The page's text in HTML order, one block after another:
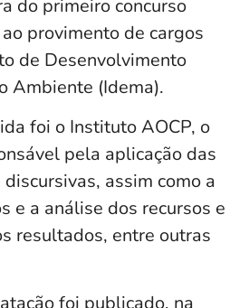
do primeiro concurso
provimento de cargos
de Desenvolvimento
Ambiente (Idema).
foi o Instituto AOCP, o
pela aplicação das
assim como a
e a análise dos recursos e
resultados, entre outras
foi publicado, na